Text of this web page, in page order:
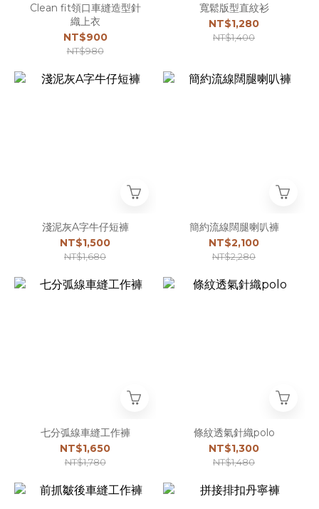
Clean fit領口車縫造型針
織上衣
NT$900
NT$980
寬鬆版型直紋衫
NT$1,280
NT$1,400
淺泥灰A字牛仔短褲
NT$1,500
NT$1,680
簡約流線闊腿喇叭褲
NT$2,100
NT$2,280
七分弧線車縫工作褲
NT$1,650
NT$1,780
條紋透氣針織polo
NT$1,300
NT$1,480